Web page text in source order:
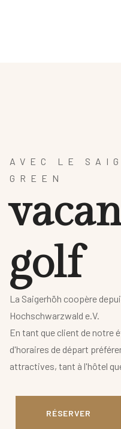
AVEC LE
GREEN
vaca
golf
La Saigerhöh coopère
Hochschwarzwald e.V.
En tant que client de notre
d'horaires de départ
attractives, tant à l'hôtel
RÉSERVER